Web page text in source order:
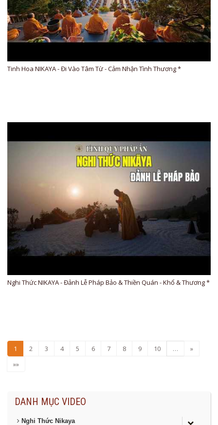
Tinh Hoa NIKAYA - Đi Vào Tâm Từ - Cảm Nhận Tình Thương *
Nghi Thức NIKAYA - Đảnh Lễ Pháp Bảo & Thiền Quán - Khổ & Thương *
1 2 3 4 5 6 7 8 9 10 …
»
»»
DANH MỤC VIDEO
Nghi Thức Nikaya